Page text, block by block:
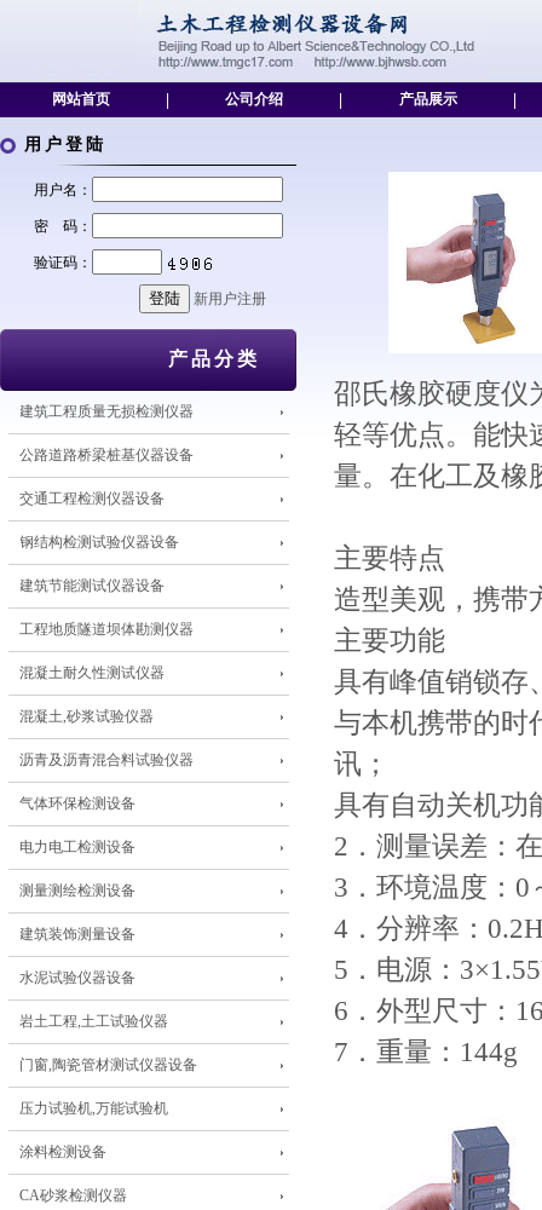
网站首页 公司介绍 产品展示
用户登陆
用户名：
密 码：
验证码：
新用户注册
产品分类
建筑工程质量无损检测仪器
公路道路桥梁桩基仪器设备
交通工程检测仪器设备
钢结构检测试验仪器设备
建筑节能测试仪器设备
工程地质隧道坝体勘测仪器
混凝土耐久性测试仪器
混凝土,砂浆试验仪器
沥青及沥青混合料试验仪器
气体环保检测设备
电力电工检测设备
测量测绘检测设备
建筑装饰测量设备
水泥试验仪器设备
岩土工程,土工试验仪器
门窗,陶瓷管材测试仪器设备
压力试验机,万能试验机
涂料检测设备
CA砂浆检测仪器
邵氏橡胶硬度仪
轻等优点。能快
量。在化工及橡
主要特点
造型美观，携带
主要功能
具有峰值销锁存
与本机携带的时
讯；
具有自动关机功
2．测量误差：
3．环境温度：
4．分辨率：
5．电源：
6．外型尺寸：
7．重量：144g